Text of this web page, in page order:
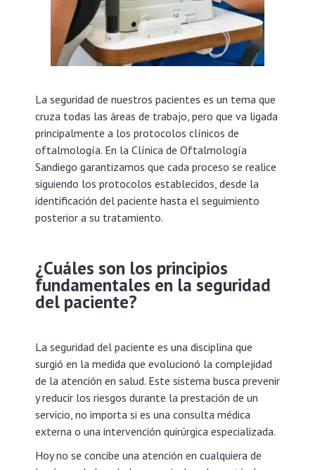
La seguridad de nuestros pacientes es un tema que
cruza todas las áreas de trabajo, pero que va ligada
principalmente a los protocolos clínicos de
oftalmología. En la Clínica de Oftalmología
Sandiego garantizamos que cada proceso se realice
siguiendo los protocolos establecidos, desde la
identificación del paciente hasta el seguimiento
posterior a su tratamiento.
¿Cuáles son los principios
fundamentales en la seguridad
del paciente?
La seguridad del paciente es una disciplina que
surgió en la medida que evolucionó la complejidad
de la atención en salud. Este sistema busca prevenir
y reducir los riesgos durante la prestación de un
servicio, no importa si es una consulta médica
externa o una intervención quirúrgica especializada.
Hoy no se concibe una atención en cualquiera de